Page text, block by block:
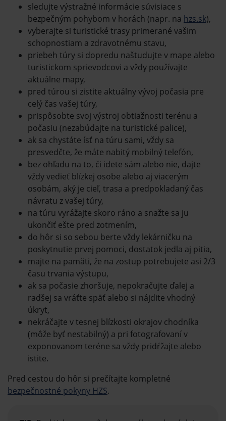
sledujte výstražné informácie súvisiace s
bezpečným pohybom v horách (napr. na hzs.sk),
vyberajte si turistické trasy primerané vašim
schopnostiam a zdravotnému stavu,
priebeh túry si dopredu naštudujte v mape alebo
turistickom sprievodcovi a vždy používajte
aktuálne mapy,
pred túrou si zistite aktuálny vývoj počasia pre
celý čas vašej túry,
prispôsobte svoj výstroj obtiažnosti terénu a
počasiu (nezabúdajte na turistické palice),
ak sa chystáte ísť na túru sami, vždy sa
presvedčte, že máte nabitý mobilný telefón,
bez ohľadu na to, či idete sám alebo nie, dajte
vždy vedieť blízkej osobe alebo aj viacerým
osobám, aký je cieľ, trasa a predpokladaný čas
návratu z vašej túry,
na túru vyrážajte skoro ráno a snažte sa ju
ukončiť ešte pred zotmením,
do hôr si so sebou berte vždy lekárničku na
poskytnutie prvej pomoci, dostatok jedla aj pitia,
majte na pamäti, že na zostup potrebujete asi 2/3
času trvania výstupu,
ak sa počasie zhoršuje, nepokračujte ďalej a
radšej sa vráťte späť alebo si nájdite vhodný
úkryt,
nekráčajte v tesnej blízkosti okrajov chodníka
(môže byť nestabilný) a pri fotografovaní v
exponovanom teréne sa vždy pridŕžajte alebo
istite.
Pred cestou do hôr si prečítajte kompletné
bezpečnostné pokyny HZS.